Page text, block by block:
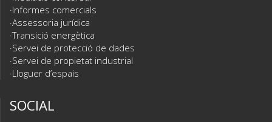
Informes comercials
Assessoria jurídica
Transició energètica
Servei de protecció de dades
Servei de propietat industrial
Lloguer d’espais
SOCIAL